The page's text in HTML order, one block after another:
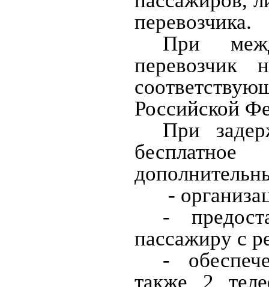
перевозчика.
При
перевозчик
Российской
При
бесплатное
-
-
пассажиру с
-
также 2